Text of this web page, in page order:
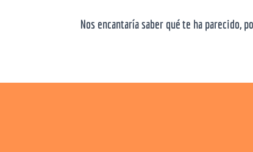
Nos encantaría saber qué te ha parecido,